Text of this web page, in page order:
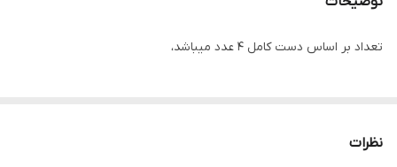
تعداد بر اساس دست کامل ۴ عدد میباشد،
نظرات